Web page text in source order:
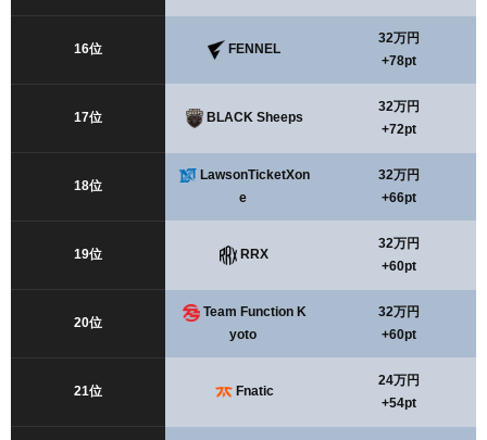
16位 FENNEL
32万円
+78pt
17位 BLACK Sheeps
32万円
+72pt
18位
LawsonTicketXon
e
32万円
+66pt
19位 RRX
32万円
+60pt
20位
Team Function K
yoto
32万円
+60pt
21位 Fnatic
24万円
+54pt